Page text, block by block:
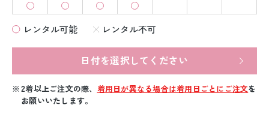
レンタル可能 レンタル不可
日付を選択してください
2着以上ご注文の際、 着用日が異なる場合は着用日ごとにご注文を
お願いいたします。